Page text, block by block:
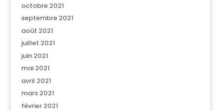
octobre 2021
septembre 2021
août 2021
juillet 2021
juin 2021
mai 2021
avril 2021
mars 2021
février 2021